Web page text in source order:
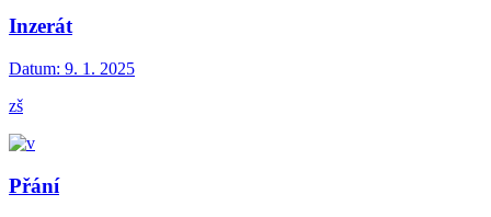
Inzerát
Datum: 9. 1. 2025
zš
Přání